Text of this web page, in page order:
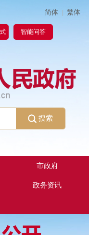
简体 | 繁体
智能问答
搜索
市政府
政务资讯